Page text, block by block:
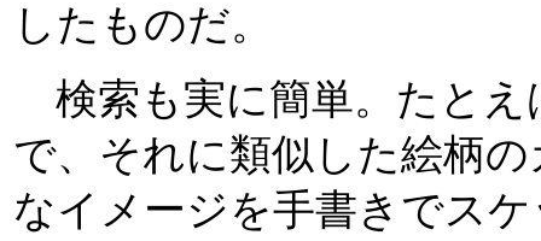
したものだ。
検索も実に簡単。たとえ
で、それに類似した絵柄
なイメージを手書きでス